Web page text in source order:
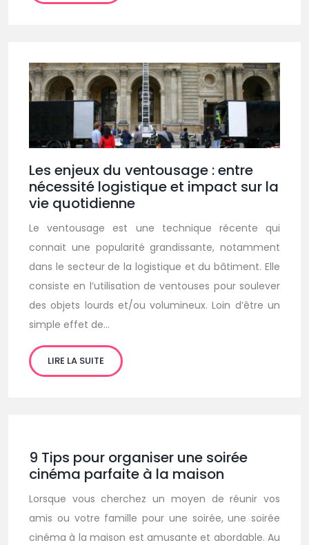
Les enjeux du ventousage : entre
nécessité logistique et impact sur la
vie quotidienne
Le ventousage est une technique récente qui
connait une popularité grandissante, notamment
dans le secteur de la logistique et du bâtiment. Elle
consiste en l’utilisation de ventouses pour soulever
des objets lourds et/ou volumineux. Loin d’être un
simple effet de…
LIRE LA SUITE
9 Tips pour organiser une soirée
cinéma parfaite à la maison
Lorsque vous cherchez un moyen de réunir vos
amis ou votre famille pour une soirée, une soirée
cinéma à la maison est amusante et abordable. Au